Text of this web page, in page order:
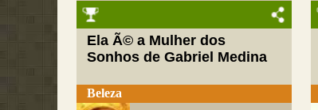
Ela Ã© a Mulher dos
Sonhos de Gabriel Medina
Beleza